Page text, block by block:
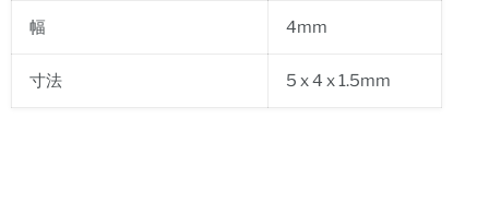
幅 4mm
寸法 5 x 4 x 1.5mm